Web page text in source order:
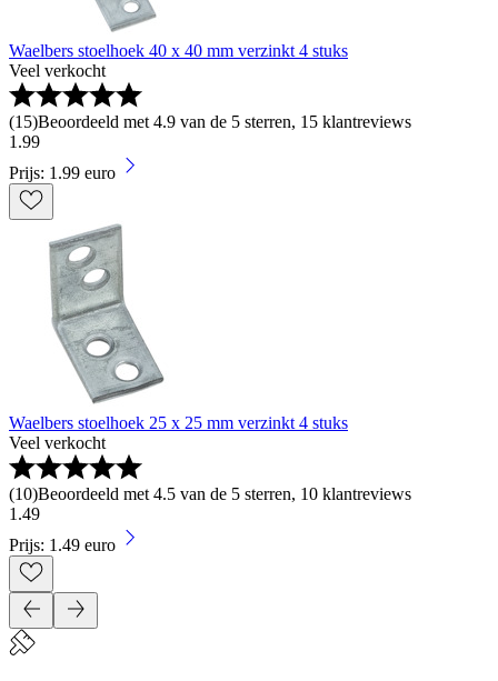
Waelbers stoelhoek 40 x 40 mm verzinkt 4 stuks
Veel verkocht
(15)Beoordeeld met 4.9 van de 5 sterren, 15 klantreviews
1 .99
Prijs: 1.99 euro
Waelbers stoelhoek 25 x 25 mm verzinkt 4 stuks
Veel verkocht
(10)Beoordeeld met 4.5 van de 5 sterren, 10 klantreviews
1 .49
Prijs: 1.49 euro